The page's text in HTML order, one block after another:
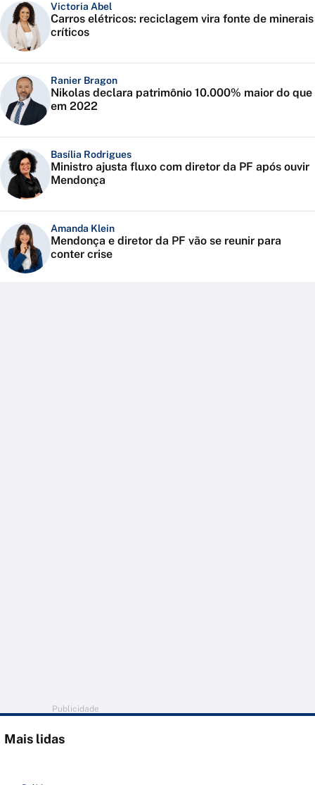
Victoria Abel
Carros elétricos: reciclagem vira fonte de minerais
críticos
Ranier Bragon
Nikolas declara patrimônio 10.000% maior do que
em 2022
Basília Rodrigues
Ministro ajusta fluxo com diretor da PF após ouvir
Mendonça
Amanda Klein
Mendonça e diretor da PF vão se reunir para
conter crise
Publicidade
Mais lidas